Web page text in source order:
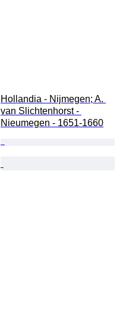
Hollandia - Nijmegen; A.
van Slichtenhorst -
Nieumegen - 1651-1660